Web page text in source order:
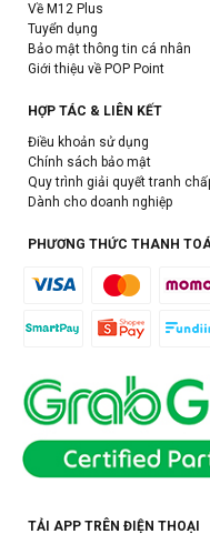
Về M12 Plus
Tuyển dụng
Bảo mật thông tin cá nhân
Giới thiệu về POP Point
HỢP TÁC & LIÊN KẾT
Điều khoản sử dụng
Chính sách bảo mật
Quy trình giải quyết tranh
Dành cho doanh nghiệp
PHƯƠNG THỨC THANH
TẢI APP TRÊN ĐIỆN THOẠI